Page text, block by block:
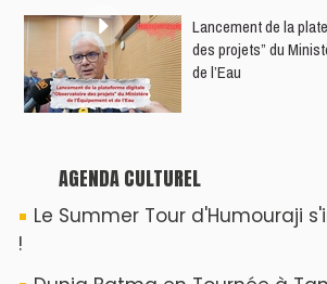
​Lancement de la
des projets” du
de l’Eau
AGENDA CULTUREL
Le Summer Tour d'Humouraji
!